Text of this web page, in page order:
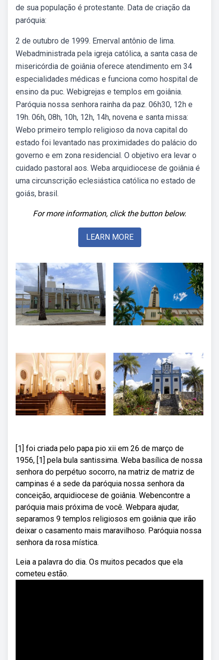
de sua população é protestante. Data de criação da
paróquia:
2 de outubro de 1999. Emerval antônio de lima.
Webadministrada pela igreja católica, a santa casa de
misericórdia de goiânia oferece atendimento em 34
especialidades médicas e funciona como hospital de
ensino da puc. Webigrejas e templos em goiânia.
Paróquia nossa senhora rainha da paz. 06h30, 12h e
19h. 06h, 08h, 10h, 12h, 14h, novena e santa missa:
Webo primeiro templo religioso da nova capital do
estado foi levantado nas proximidades do palácio do
governo e em zona residencial. O objetivo era levar o
cuidado pastoral aos. Weba arquidiocese de goiânia é
uma circunscrição eclesiástica católica no estado de
goiás, brasil.
For more information, click the button below.
LEARN MORE
[1] foi criada pelo papa pio xii em 26 de março de
1956, [1] pela bula santissima. Weba basílica de nossa
senhora do perpétuo socorro, na matriz de matriz de
campinas é a sede da paróquia nossa senhora da
conceição, arquidiocese de goiânia. Webencontre a
paróquia mais próxima de você. Webpara ajudar,
separamos 9 templos religiosos em goiânia que irão
deixar o casamento mais maravilhoso. Paróquia nossa
senhora da rosa mística.
Leia a palavra do dia. Os muitos pecados que ela
cometeu estão.